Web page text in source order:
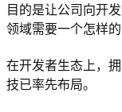
目的是让公司向开
领域需要一个怎样的
在开发者生态上，
技已率先布局。